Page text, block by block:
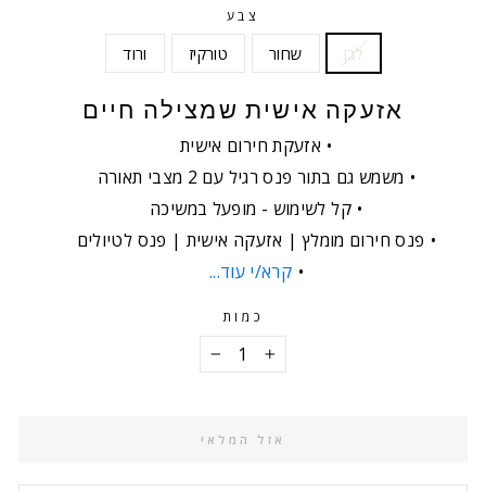
צבע
לבן שחור טורקיז ורוד
אזעקה אישית שמצילה חיים
אזעקת חירום אישית
משמש גם בתור פנס רגיל עם 2 מצבי תאורה
קל לשימוש - מופעל במשיכה
פנס חירום מומלץ | אזעקה אישית | פנס לטיולים
קרא/י עוד...
כמות
− +
אזל המלאי